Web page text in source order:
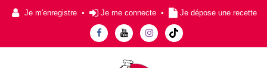
Je m'enregistre • Je me connecte • Je dépose une recette